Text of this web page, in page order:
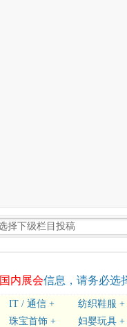
国内展会信息，请务必选
IT / 通信 +
纺织鞋服 +
珠宝首饰 +
妇婴玩具 +